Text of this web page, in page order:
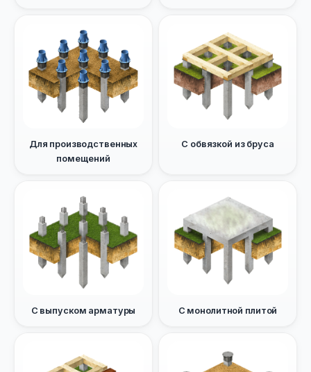
Для производственных
помещений
С обвязкой из бруса
С выпуском арматуры С монолитной плитой